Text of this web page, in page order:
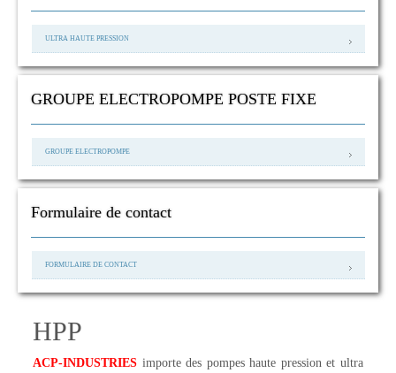
ULTRA HAUTE PRESSION
GROUPE ELECTROPOMPE POSTE FIXE
GROUPE ELECTROPOMPE
Formulaire de contact
FORMULAIRE DE CONTACT
HPP
ACP-INDUSTRIES importe des pompes haute pression et ultra